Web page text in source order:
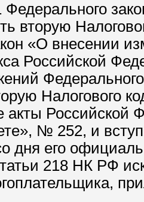
Федерального
вторую
«О внесении
Российской
Налогового
акты Российской
№ 252, и
дня его
218 НК РФ